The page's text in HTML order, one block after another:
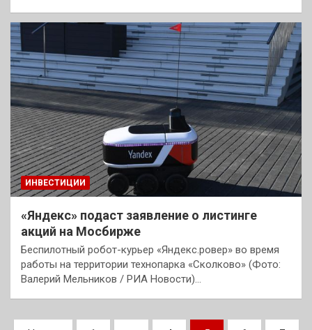
ИНВЕСТИЦИИ
«Яндекс» подаст заявление о листинге
акций на Мосбирже
Беспилотный робот-курьер «Яндекс.ровер» во время
работы на территории технопарка «Сколково» (Фото:
Валерий Мельников / РИА Новости)…